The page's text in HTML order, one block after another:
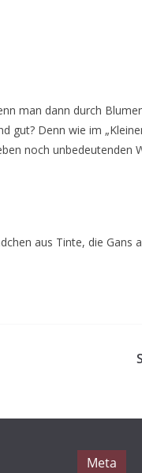
man dann durch
gut? Denn wie im
noch unbedeutenden
aus Tinte, die Gans
Meta